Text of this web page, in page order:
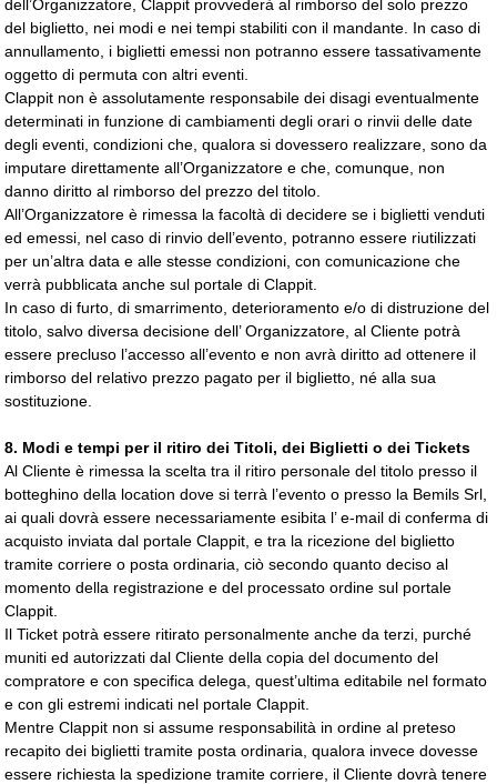
dell’Organizzatore, Clappit provvederà al rimborso del solo prezzo
del biglietto, nei modi e nei tempi stabiliti con il mandante. In caso di
annullamento, i biglietti emessi non potranno essere tassativamente
oggetto di permuta con altri eventi.
Clappit non è assolutamente responsabile dei disagi eventualmente
determinati in funzione di cambiamenti degli orari o rinvii delle date
degli eventi, condizioni che, qualora si dovessero realizzare, sono da
imputare direttamente all’Organizzatore e che, comunque, non
danno diritto al rimborso del prezzo del titolo.
All’Organizzatore è rimessa la facoltà di decidere se i biglietti venduti
ed emessi, nel caso di rinvio dell’evento, potranno essere riutilizzati
per un’altra data e alle stesse condizioni, con comunicazione che
verrà pubblicata anche sul portale di Clappit.
In caso di furto, di smarrimento, deterioramento e/o di distruzione del
titolo, salvo diversa decisione dell’ Organizzatore, al Cliente potrà
essere precluso l’accesso all’evento e non avrà diritto ad ottenere il
rimborso del relativo prezzo pagato per il biglietto, né alla sua
sostituzione.
8. Modi e tempi per il ritiro dei Titoli, dei Biglietti o dei Tickets
Al Cliente è rimessa la scelta tra il ritiro personale del titolo presso il
botteghino della location dove si terrà l’evento o presso la Bemils Srl,
ai quali dovrà essere necessariamente esibita l’ e-mail di conferma di
acquisto inviata dal portale Clappit, e tra la ricezione del biglietto
tramite corriere o posta ordinaria, ciò secondo quanto deciso al
momento della registrazione e del processato ordine sul portale
Clappit.
Il Ticket potrà essere ritirato personalmente anche da terzi, purché
muniti ed autorizzati dal Cliente della copia del documento del
compratore e con specifica delega, quest’ultima editabile nel formato
e con gli estremi indicati nel portale Clappit.
Mentre Clappit non si assume responsabilità in ordine al preteso
recapito dei biglietti tramite posta ordinaria, qualora invece dovesse
essere richiesta la spedizione tramite corriere, il Cliente dovrà tenere